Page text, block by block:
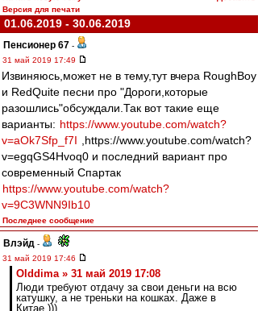
Версия для печати
01.06.2019 - 30.06.2019
Пенсионер 67 -
31 май 2019 17:49
Извиняюсь,может не в тему,тут вчера RoughBoy
и RedQuite песни про "Дороги,которые
разошлись"обсуждали.Так вот такие еще
варианты: https://www.youtube.com/watch?
v=aOk7Sfp_f7I
,https://www.youtube.com/watch?
v=egqGS4Hvoq0 и последний вариант про
современный Спартак
https://www.youtube.com/watch?
v=9C3WNN9Ib10
Последнее сообщение
Влэйд -
31 май 2019 17:46
Olddima » 31 май 2019 17:08
Люди требуют отдачу за свои деньги на всю
катушку, а не треньки на кошках. Даже в
Китае )))